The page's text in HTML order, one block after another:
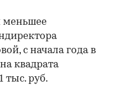
меньшее
с начала года в
квадрата
тыс. руб.